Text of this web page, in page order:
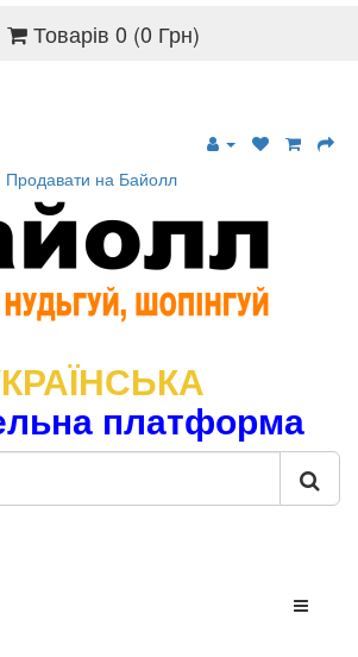
Продавати на Байолл
платформа
Товарів 0 (0 Грн)